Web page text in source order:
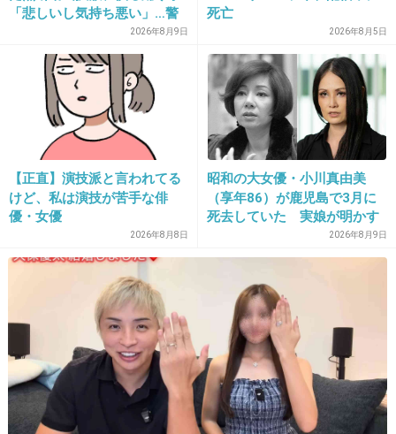
いつもAYURAの入浴剤いれてるよ〜
シャンプーもトリートメントもAYURA
においが好きなんだよね
3件の返信
+68 -2
2022/09/11(日) 23:05:35
+3
「悲しいし気持ち悪い」…警
2026年8月9日
死亡
2026年8月5日
【正直】演技派と言われてる
けど、私は演技が苦手な俳
優・女優
2026年8月8日
昭和の大女優・小川真由美
（享年86）が鹿児島で3月に
死去していた 実娘が明かす
「毒母」の素顔と空白の晩年
2026年8月9日